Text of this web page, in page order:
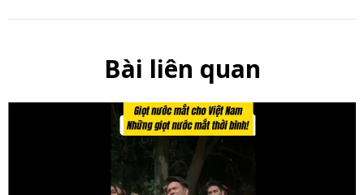
Bài liên quan